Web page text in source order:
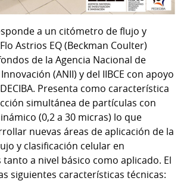
a un citómetro de flujo y
Astrios EQ (Beckman Coulter)
de la Agencia Nacional de
(ANII) y del IIBCE con apoyo
Presenta como característica
simultánea de partículas con
(0,2 a 30 micras) lo que
nuevas áreas de aplicación de la
y clasificación celular en
a nivel básico como aplicado. El
siguientes características técnicas: